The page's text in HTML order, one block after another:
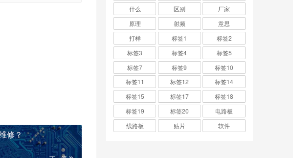
修？
什么
区别
厂家
原理
射频
意思
打样
标签1
标签2
标签3
标签4
标签5
标签7
标签9
标签10
标签11
标签12
标签14
标签15
标签17
标签18
标签19
标签20
电路板
线路板
贴片 软件